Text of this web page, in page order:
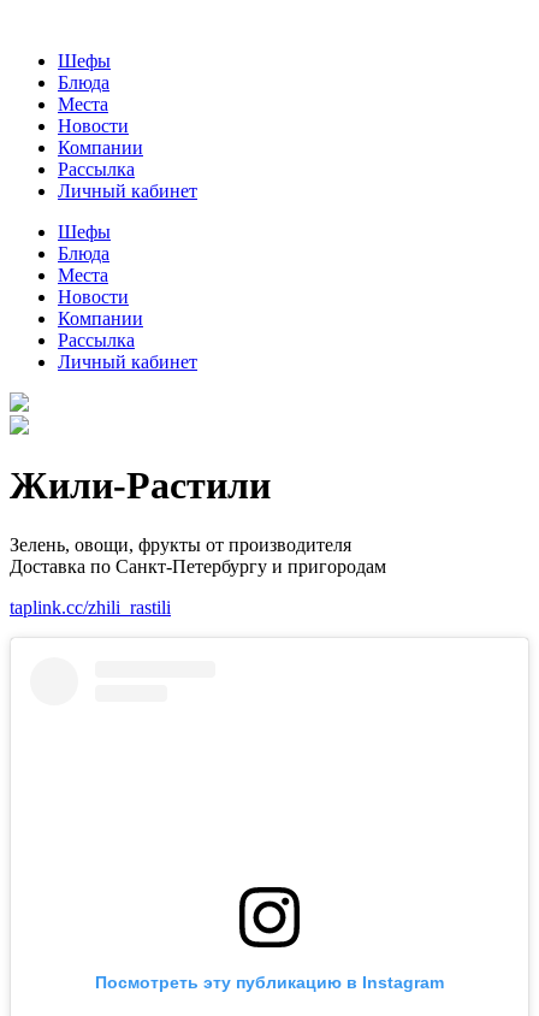
Шефы
Блюда
Места
Новости
Компании
Рассылка
Личный кабинет
Шефы
Блюда
Места
Новости
Компании
Рассылка
Личный кабинет
Жили-Растили
Зелень, овощи, фрукты от производителя
Доставка по Санкт-Петербургу и пригородам
taplink.cc/zhili_rastili
Посмотреть эту публикацию в Instagram